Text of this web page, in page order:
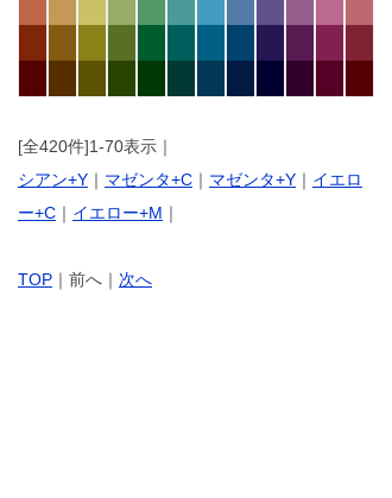
[全420件]1-70表示｜
シアン+Y ｜ マゼンタ+C ｜ マゼンタ+Y ｜ イエロ
ー+C ｜ イエロー+M ｜
TOP ｜前へ｜ 次へ